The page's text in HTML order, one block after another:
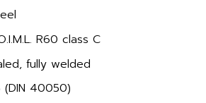
R60 class C
fully welded
40050)